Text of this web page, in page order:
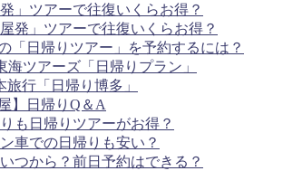
発」ツアーで往復いくらお得？
屋発」ツアーで往復いくらお得？
「日帰りツアー」を予約するには？
海ツアーズ「日帰りプラン」
旅行「日帰り博多」
】日帰りQ＆A
も日帰りツアーがお得？
車での日帰りも安い？
つから？前日予約はできる？